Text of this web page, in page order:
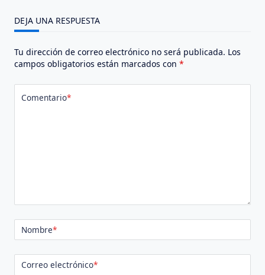
DEJA UNA RESPUESTA
Tu dirección de correo electrónico no será publicada. Los
campos obligatorios están marcados con *
Comentario*
Nombre*
Correo electrónico*